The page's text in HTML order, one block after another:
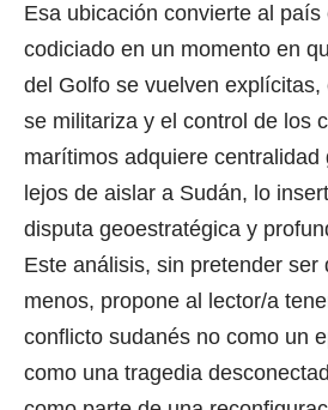
Esa ubicación convierte al país
codiciado en un momento en
del Golfo se vuelven
se militariza y el control de los
marítimos adquiere centralidad
lejos de aislar a Sudán, lo
disputa geoestratégica y
Este análisis, sin pretender ser
menos, propone al lector/a
conflicto sudanés no como un
como una tragedia